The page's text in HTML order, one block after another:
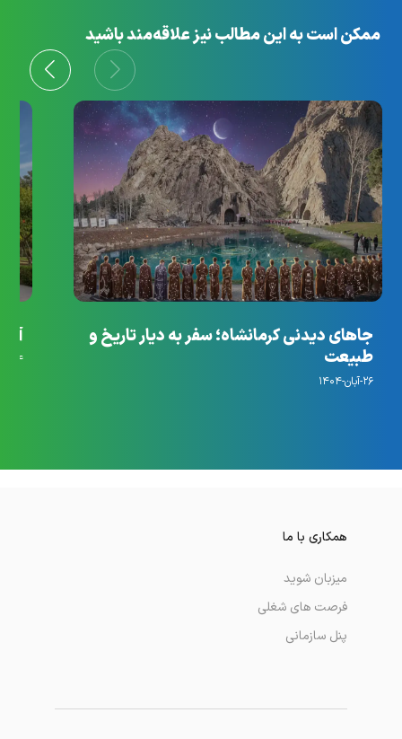
ممکن است به این مطالب نیز علاقه‌مند باشید
جاهای دیدنی کرمانشاه؛ سفر به دیار تاریخ و
طبیعت
۲۶-آبان-۱۴۰۴
۱۴-مهر-۱۴۰۴
همکاری با ما
میزبان شوید
فرصت های شغلی
پنل سازمانی